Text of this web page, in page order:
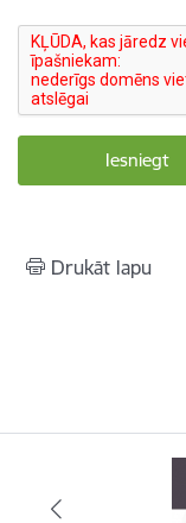
Drukāt lapu